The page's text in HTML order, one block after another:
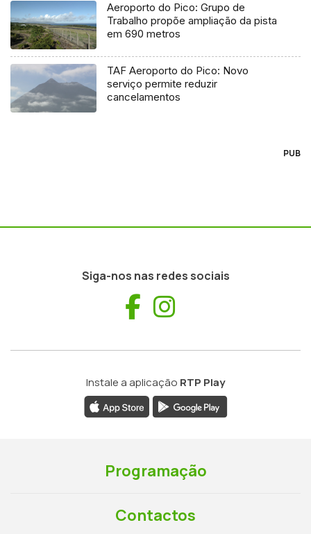
Aeroporto do Pico: Grupo de
Trabalho propõe ampliação da pista
em 690 metros
TAF Aeroporto do Pico: Novo
serviço permite reduzir
cancelamentos
PUB
Siga-nos nas redes sociais
Facebook
Instale a aplicação RTP Play
Programação
Contactos